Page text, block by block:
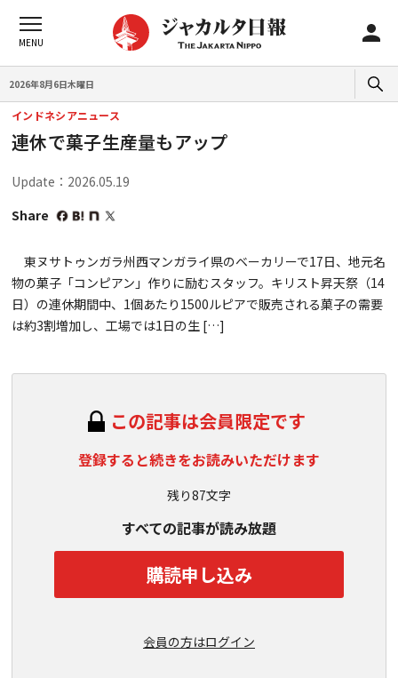
2026年8月6日木曜日
インドネシアニュース
連休で菓子生産量もアップ
Update：2026.05.19
Share
東ヌサトゥンガラ州西マンガライ県のベーカリーで17日、地元名
物の菓子「コンピアン」作りに励むスタッフ。キリスト昇天祭（14
日）の連休期間中、1個あたり1500ルピアで販売される菓子の需要
は約3割増加し、工場では1日の生 […]
この記事は会員限定です
登録すると続きをお読みいただけます
残り87文字
すべての記事が読み放題
購読申し込み
会員の方はログイン